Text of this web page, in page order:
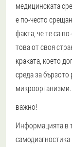
медицинската
е по-често
факта, че те са
това от своя
краката, което
среда за
микроорганизми.
важно!
Информацията в